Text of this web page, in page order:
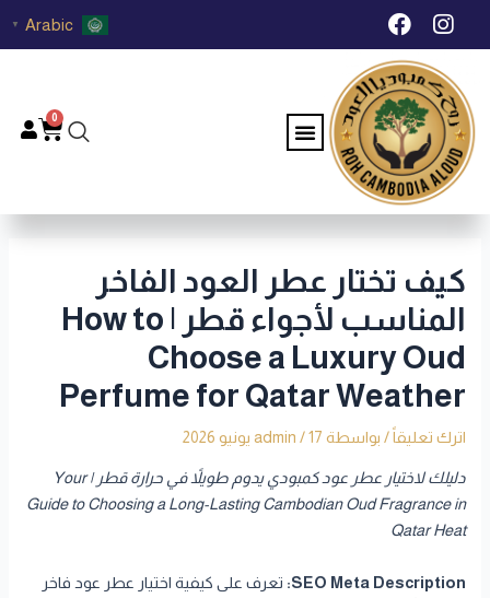
تخطي I
n
s
t
a
g
r
a
m
F
a
c
e
b
o
o
k
Arabic
▼
Menu
0
كيف تختار عطر العود الفاخر
المناسب لأجواء قطر | How to
Choose a Luxury Oud
Perfume for Qatar Weather
اترك تعليقاً / بواسطة admin /17 يونيو 2026
دليلك لاختيار عطر عود كمبودي يدوم طويلاً في حرارة قطر | Your
Guide to Choosing a Long-Lasting Cambodian Oud Fragrance in
Qatar Heat
SEO Meta Description: تعرف على كيفية اختيار عطر عود فاخر
Post
navigation